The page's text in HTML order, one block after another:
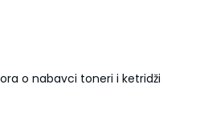
o nabavci toneri i ketridži